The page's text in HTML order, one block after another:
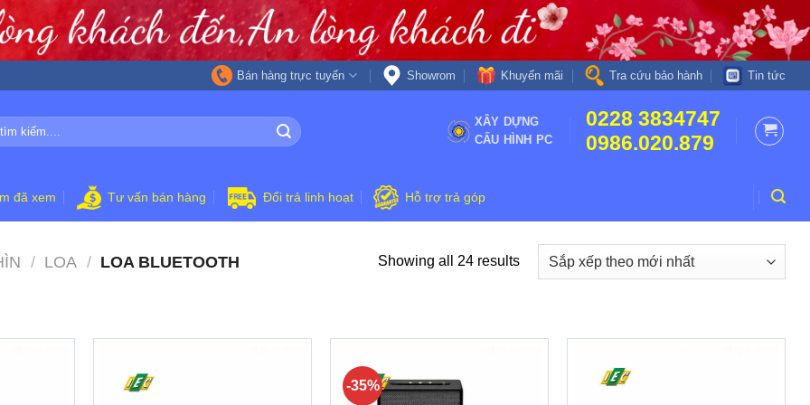
Bán hàng trực tuyến Showrom Khuyến mãi Tra cứu bảo hành Tin tức
XÂY DỰNG
CẤU HÌNH PC
0228 3834747
0986.020.879
đã xem Tư vấn bán hàng Đổi trả linh hoạt Hỗ trợ trả góp
/ LOA / LOA BLUETOOTH Showing all 24 results
-35%